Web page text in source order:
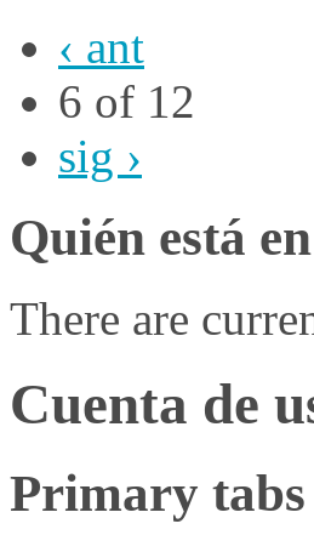
‹ ant
6 of 12
sig ›
Quién está
There are
Cuenta de
Primary tabs